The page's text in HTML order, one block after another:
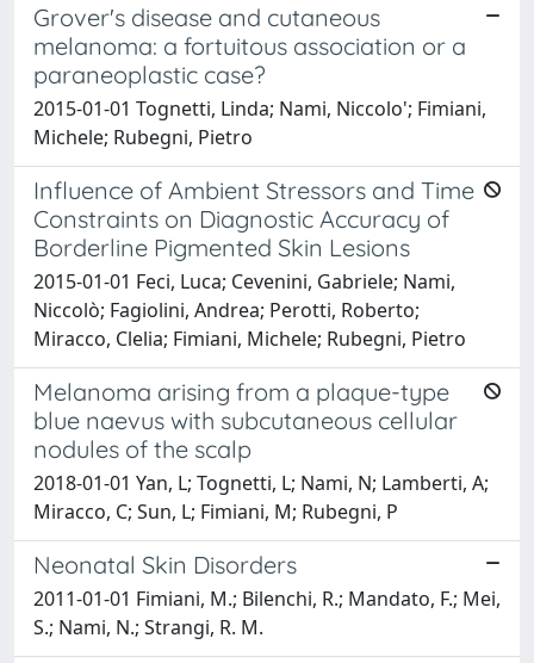
Grover's disease and cutaneous
melanoma: a fortuitous association or a
paraneoplastic case?
2015-01-01 Tognetti, Linda; Nami, Niccolo'; Fimiani,
Michele; Rubegni, Pietro
Influence of Ambient Stressors and Time
Constraints on Diagnostic Accuracy of
Borderline Pigmented Skin Lesions
2015-01-01 Feci, Luca; Cevenini, Gabriele; Nami,
Niccolò; Fagiolini, Andrea; Perotti, Roberto;
Miracco, Clelia; Fimiani, Michele; Rubegni, Pietro
Melanoma arising from a plaque-type
blue naevus with subcutaneous cellular
nodules of the scalp
2018-01-01 Yan, L; Tognetti, L; Nami, N; Lamberti, A;
Miracco, C; Sun, L; Fimiani, M; Rubegni, P
Neonatal Skin Disorders
2011-01-01 Fimiani, M.; Bilenchi, R.; Mandato, F.; Mei,
S.; Nami, N.; Strangi, R. M.